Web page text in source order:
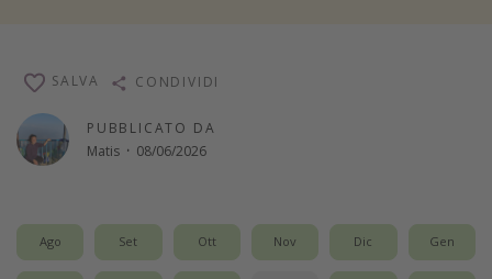
Last minute capodanno
Vacanze con bambini
Vacanze al mare
Altri argomenti
PUBBLICATO DA
Matis · 08/06/2026
SALVA CONDIVIDI
Ago Set Ott Nov Dic Gen